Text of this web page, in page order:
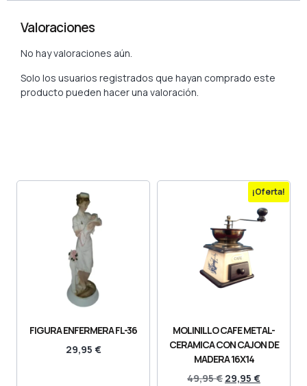
Valoraciones
No hay valoraciones aún.
Solo los usuarios registrados que hayan comprado este
producto pueden hacer una valoración.
FIGURA ENFERMERA FL-36
29,95 €
¡Oferta!
MOLINILLO CAFE METAL-
CERAMICA CON CAJON DE
MADERA 16X14
49,95€ 29,95 €